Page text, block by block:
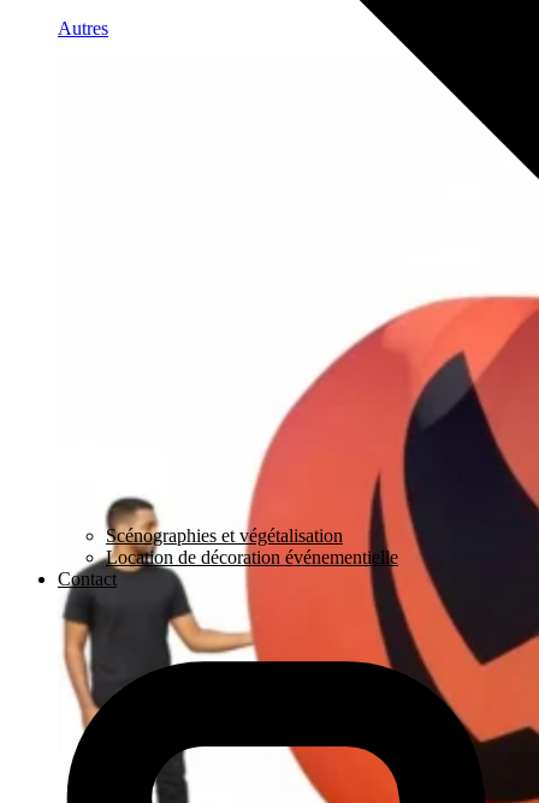
Autres
Scénographies et végétalisation
Location de décoration événementielle
Contact